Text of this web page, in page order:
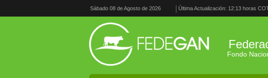
Sábado 08 de Agosto de 2026 Última Actualización: 12:13 horas
Fondo